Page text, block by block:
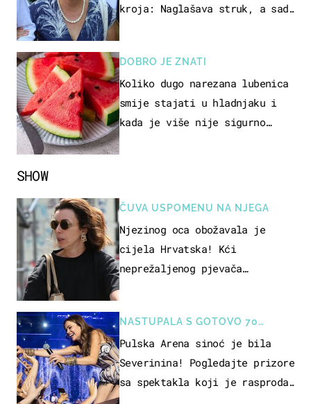
SHOW
ČUVA USPOMENU NA NJEGA
Njezinog oca obožavala je
cijela Hrvatska! Kći
neprežaljenog pjevača
NASTUPALA S GOTOVO 70
GLAZBENIKA
Pulska Arena sinoć je bila
Severinina! Pogledajte prizore
sa spektakla koji je rasprodan
kroja: Naglašava struk, a sada
DOBRO JE ZNATI
Koliko dugo narezana lubenica
smije stajati u hladnjaku i
kada je više nije sigurno